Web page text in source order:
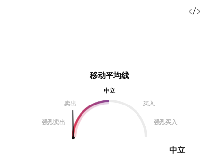
移动平均线
中立
卖出
买入
强烈卖出 强烈买入
中立